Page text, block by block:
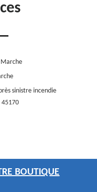
sinistre incendie
45170
BOUTIQUE